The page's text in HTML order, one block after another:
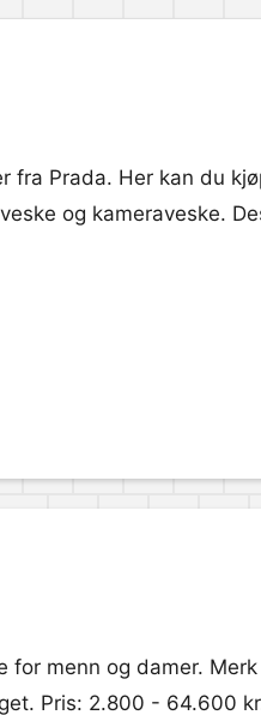
fra Prada. Her kan du
og kameraveske.
menn og damer.
Pris: 2.800 - 64.600